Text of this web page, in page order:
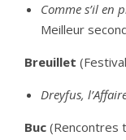
Comme s’il en
Meilleur
Breuillet
Dreyfus,
Buc (Rencontres